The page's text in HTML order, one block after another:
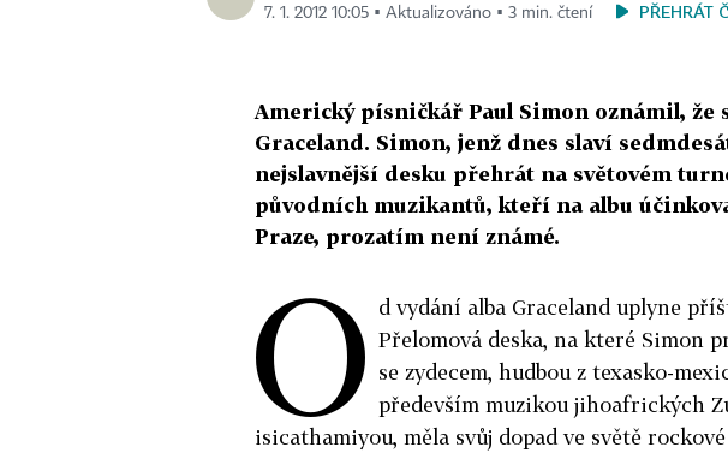
7. 1. 2012 10:05 ▪ Aktualizováno ▪ 3 min. čtení PŘEHRÁT
Americký písničkář Paul Simon oznámil, že
Graceland. Simon, jenž dnes slaví
nejslavnější desku přehrát na světovém
původních muzikantů, kteří na albu
Praze, prozatím není známé.
O d vydání alba Graceland uplyne
Přelomová deska, na které Simon
se zydecem, hudbou z texasko-
především muzikou jihoafrických
isicathamiyou, měla svůj dopad ve světě